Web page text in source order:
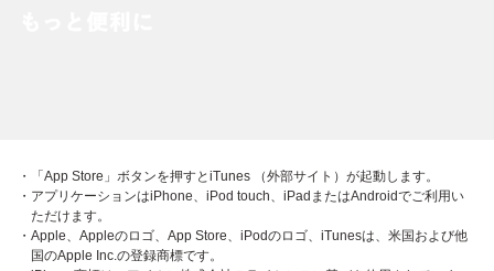
・「App Store」ボタンを押すとiTunes （外部サイト）が起動します。
・アプリケーションはiPhone、iPod touch、iPadまたはAndroidでご利用い
ただけます。
・Apple、Appleのロゴ、App Store、iPodのロゴ、iTunesは、米国および他
国のApple Inc.の登録商標です。